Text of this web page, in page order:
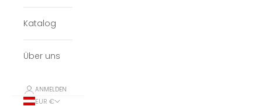
Katalog
Über uns
ANMELDEN
EUR €